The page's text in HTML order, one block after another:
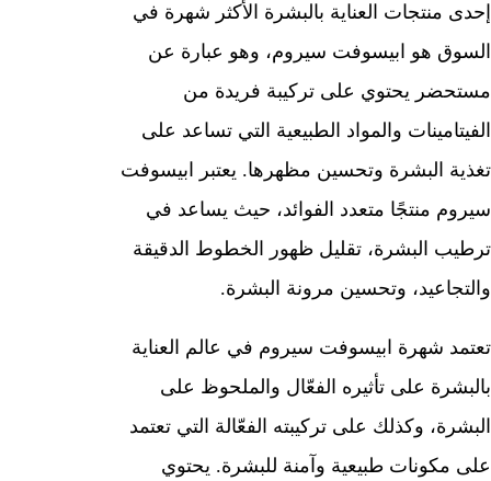
إحدى منتجات العناية بالبشرة الأكثر شهرة في
السوق هو ابيسوفت سيروم، وهو عبارة عن
مستحضر يحتوي على تركيبة فريدة من
الفيتامينات والمواد الطبيعية التي تساعد على
تغذية البشرة وتحسين مظهرها. يعتبر ابيسوفت
سيروم منتجًا متعدد الفوائد، حيث يساعد في
ترطيب البشرة، تقليل ظهور الخطوط الدقيقة
والتجاعيد، وتحسين مرونة البشرة.
تعتمد شهرة ابيسوفت سيروم في عالم العناية
بالبشرة على تأثيره الفعّال والملحوظ على
البشرة، وكذلك على تركيبته الفعّالة التي تعتمد
على مكونات طبيعية وآمنة للبشرة. يحتوي